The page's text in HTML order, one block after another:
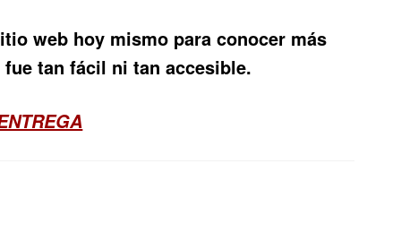
web hoy mismo para conocer más
tan fácil ni tan accesible.